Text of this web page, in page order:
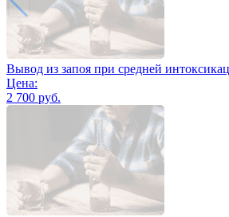
Вывод из запоя при средней
Цена:
2 700 руб.